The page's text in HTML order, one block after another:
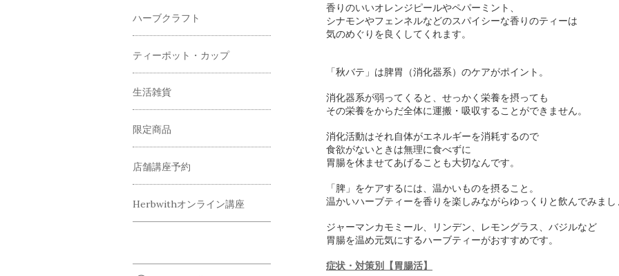
香りのいいオレンジピールやペパーミント、
シナモンやフェンネルなどのスパイシーな香りのティーは
気のめぐりを良くしてくれます。
「秋バテ」は脾胃（消化器系）のケアがポイント。
消化器系が弱ってくると、せっかく栄養を摂っても
その栄養をからだ全体に運搬・吸収することができません。
消化活動はそれ自体がエネルギーを消耗するので
食欲がないときは無理に食べずに
胃腸を休ませてあげることも大切なんです。
「脾」をケアするには、温かいものを摂ること。
温かいハーブティーを香りを楽しみながらゆっくりと飲んでみまし
ジャーマンカモミール、リンデン、レモングラス、バジルなど
胃腸を温め元気にするハーブティーがおすすめです。
症状・対策別【胃腸活】
ハーブクラフト
ティーポット・カップ
生活雑貨
限定商品
店舗講座予約
Herbwithオンライン講座